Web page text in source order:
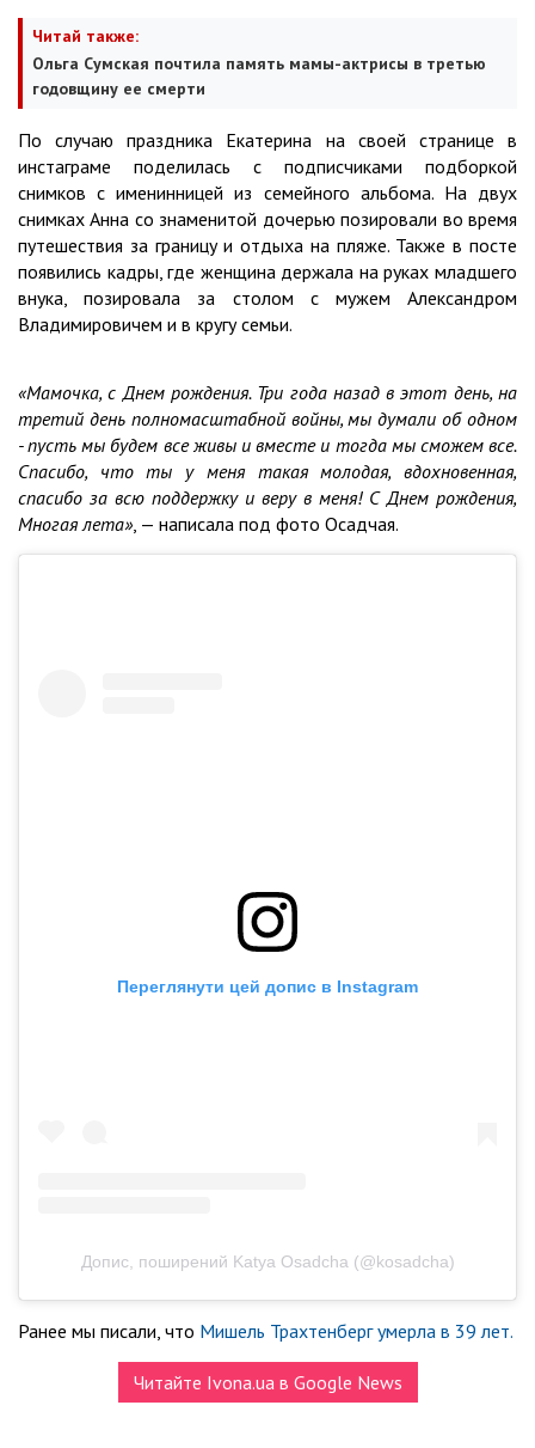
Читай также:
Ольга Сумская почтила память мамы-актрисы в третью
годовщину ее смерти
По случаю праздника Екатерина на своей странице в
инстаграме поделилась с подписчиками подборкой
снимков с именинницей из семейного альбома. На двух
снимках Анна со знаменитой дочерью позировали во время
путешествия за границу и отдыха на пляже. Также в посте
появились кадры, где женщина держала на руках младшего
внука, позировала за столом с мужем Александром
Владимировичем и в кругу семьи.
«Мамочка, с Днем рождения. Три года назад в этот день, на
третий день полномасштабной войны, мы думали об одном
- пусть мы будем все живы и вместе и тогда мы сможем все.
Спасибо, что ты у меня такая молодая, вдохновенная,
спасибо за всю поддержку и веру в меня! С Днем рождения,
Многая лета», — написала под фото Осадчая.
Переглянути цей допис в Instagram
Допис, поширений Katya Osadcha (@kosadcha)
Ранее мы писали, что Мишель Трахтенберг умерла в 39 лет.
Читайте Ivona.ua в Google News